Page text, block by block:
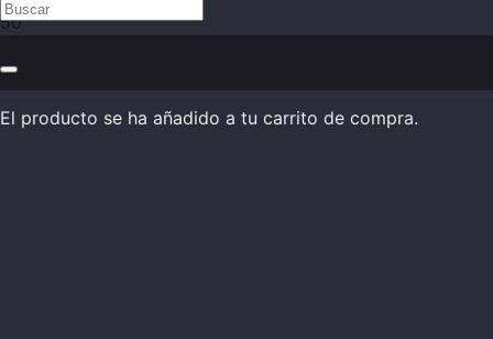
El producto se ha añadido a tu carrito de compra.